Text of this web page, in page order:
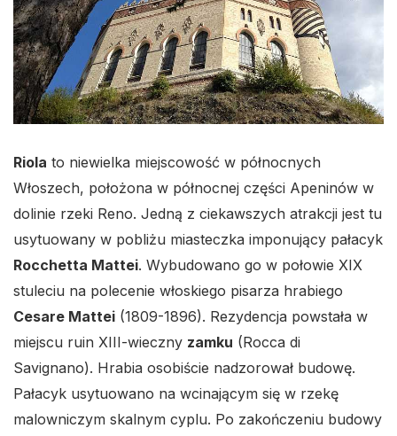
Riola to niewielka miejscowość w północnych
Włoszech, położona w północnej części Apeninów w
dolinie rzeki Reno. Jedną z ciekawszych atrakcji jest tu
usytuowany w pobliżu miasteczka imponujący pałacyk
Rocchetta Mattei. Wybudowano go w połowie XIX
stuleciu na polecenie włoskiego pisarza hrabiego
Cesare Mattei (1809-1896). Rezydencja powstała w
miejscu ruin XIII-wieczny zamku (Rocca di
Savignano). Hrabia osobiście nadzorował budowę.
Pałacyk usytuowano na wcinającym się w rzekę
malowniczym skalnym cyplu. Po zakończeniu budowy